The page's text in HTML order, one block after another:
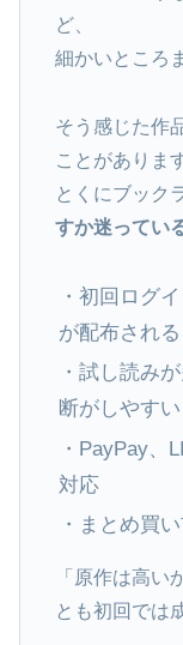
ど、
細かいところ
そう感じた作
ことがありま
とくにブック
すか迷ってい
・初回ログ
が配布される
・試し読み
断がしやすい
・PayPay、
対応
・まとめ買
「原作は高い
とも初回では